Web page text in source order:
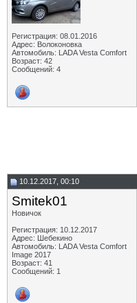
Регистрация: 08.01.2016
Адрес: Волоконовка
Автомобиль: LADA Vesta Comfort
Возраст: 42
Сообщений: 4
10.12.2017, 00:10
Smitek01
Новичок
Регистрация: 10.12.2017
Адрес: Шебекино
Автомобиль: LADA Vesta Comfort
Image 2017
Возраст: 41
Сообщений: 1